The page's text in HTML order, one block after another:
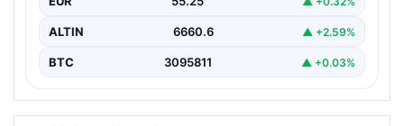
ALTIN 6660.6 ▲ +2.59%
BTC 3095811 ▲ +0.03%